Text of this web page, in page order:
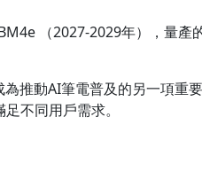
（2027-2029年），量產
推動AI筆電普及的另一項重
不同用戶需求。